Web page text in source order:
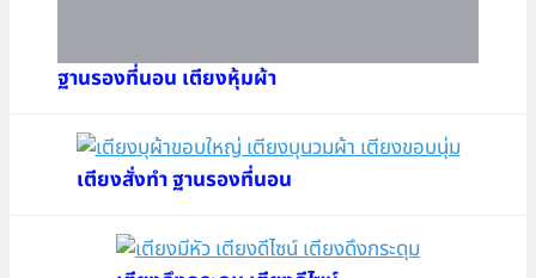
ฐานรองที่นอน เตียงหุ้มผ้า
เตียงสั่งทำ ฐานรองที่นอน